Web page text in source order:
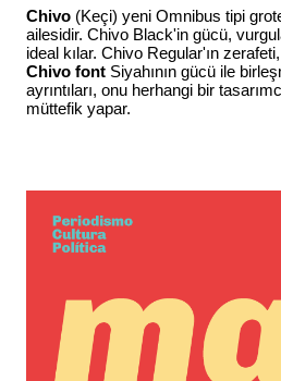
Chivo(Keçi) yeni Omnibus tipi
ailesidir. Chivo Black'in gücü,
ideal kılar. Chivo Regular'ın
Chivo fontSiyahının gücü ile
ayrıntıları, onu herhangi bir
müttefik yapar.